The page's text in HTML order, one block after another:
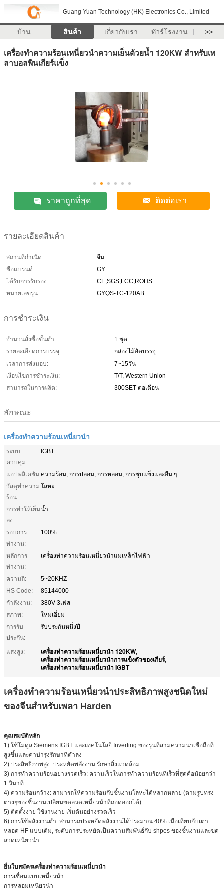
Guang Yuan Technology (HK) Electronics Co., Limited
บ้าน สินค้า เกี่ยวกับเรา ทัวร์โรงงาน >>
เครื่องทำความร้อนเหนี่ยวนำความเย็นด้วยน้ำ 120KW สำหรับเพ
ลาบอลพินเกียร์แข็ง
ราคาถูกที่สุด ติดต่อเรา
รายละเอียดสินค้า
สถานที่กำเนิด:
จีน
ชื่อแบรนด์:
GY
ได้รับการรับรอง:
CE,SGS,FCC,ROHS
หมายเลขรุ่น:
GYQS-TC-120AB
การชำระเงิน
จำนวนสั่งซื้อขั้นต่ำ:
1 ชุด
รายละเอียดการบรรจุ:
กล่องไม้อัดบรรจุ
เวลาการส่งมอบ:
7~15วัน
เงื่อนไขการชำระเงิน:
T/T, Western Union
สามารถในการผลิต:
300SET ต่อเดือน
ลักษณะ
เครื่องทำความร้อนเหนี่ยวนำ
ระบบ
ควบคุม:
IGBT
แอปพลิเคชัน:ความร้อน, การปลอม, การหลอม, การชุบแข็งและอื่น ๆ
วัสดุทำความ
ร้อน:
โลหะ
การทำให้เย็น
ลง:
น้ำ
รอบการ
ทำงาน:
100%
หลักการ
ทำงาน:
เครื่องทำความร้อนเหนี่ยวนำแม่เหล็กไฟฟ้า
ความถี่:
5~20KHZ
HS Code:
85144000
กำลังงาน:
380V 3เฟส
สภาพ:
ใหม่เอี่ยม
การรับ
ประกัน:
รับประกันหนึ่งปี
แสงสูง: เครื่องทำความร้อนเหนี่ยวนำ 120KW,
เครื่องทำความร้อนเหนี่ยวนำการแข็งตัวของเกียร์,
เครื่องทำความร้อนเหนี่ยวนำ IGBT
เครื่องทำความร้อนเหนี่ยวนำประสิทธิภาพสูงชนิดใหม่
ของจีนสำหรับเพลา Harden
คุณสมบัติหลัก
1) ใช้โมดูล Siemens IGBT และเทคโนโลยี Inverting ของรุ่นที่สามความน่าเชื่อถือที่
สูงขึ้นและค่าบำรุงรักษาที่ต่ำลง
2) ประสิทธิภาพสูง: ประหยัดพลังงาน รักษาสิ่งแวดล้อม
3) การทำความร้อนอย่างรวดเร็ว: ความเร็วในการทำความร้อนที่เร็วที่สุดคือน้อยกว่า
1 วินาที
4) ความร้อนกว้าง: สามารถให้ความร้อนกับชิ้นงานโลหะได้หลากหลาย (ตามรูปทรง
ต่างๆของชิ้นงานเปลี่ยนขดลวดเหนี่ยวนำที่ถอดออกได้)
5) ติดตั้งง่าย ใช้งานง่าย เริ่มต้นอย่างรวดเร็ว
6) การใช้พลังงานต่ำ: สามารถประหยัดพลังงานได้ประมาณ 40% เมื่อเทียบกับเตา
หลอด HF แบบเดิม, ระดับการประหยัดเป็นความสัมพันธ์กับ shpes ของชิ้นงานและขด
ลวดเหนี่ยวนำ
ยื่นใบสมัครเครื่องทำความร้อนเหนี่ยวนำ
การเชื่อมแบบเหนี่ยวนำ
การหลอมเหนี่ยวนำ